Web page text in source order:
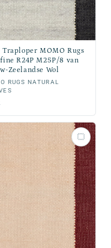
Traploper MOMO Rugs
R24P M25P/8 van
Zeelandse Wol
RUGS NATURAL